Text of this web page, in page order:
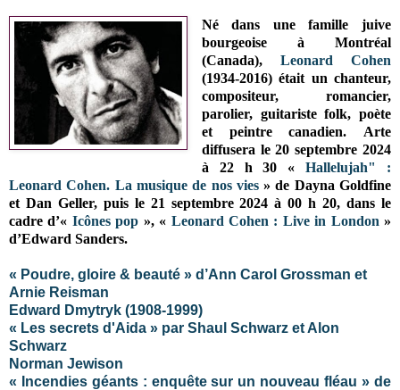
Né dans une famille juive
bourgeoise à Montréal
(Canada), Leonard Cohen
(1934-2016) était un chanteur,
compositeur, romancier,
parolier, guitariste folk, poète
et peintre canadien. Arte
diffusera le 20 septembre 2024
à 22 h 30 «Hallelujah" :
Leonard Cohen. La musique de nos vies» de Dayna Goldfine
et Dan Geller, puis le 21 septembre 2024 à 00 h 20, dans le
cadre d’« Icônes pop », « Leonard Cohen : Live in London »
d’Edward Sanders.
« Poudre, gloire & beauté » d’Ann Carol Grossman et
Arnie Reisman
Edward Dmytryk (1908-1999)
« Les secrets d'Aida » par Shaul Schwarz et Alon
Schwarz
Norman Jewison
« Incendies géants : enquête sur un nouveau fléau » de